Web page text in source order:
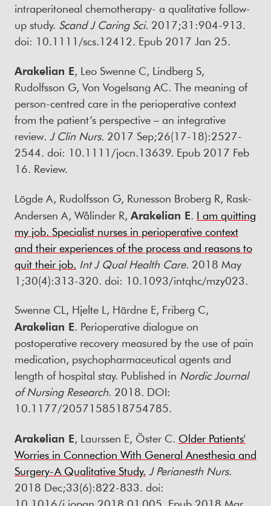
intraperitoneal chemotherapy- a qualitative follow-
up study. Scand J Caring Sci. 2017;31:904-913.
doi: 10.1111/scs.12412. Epub 2017 Jan 25.
Arakelian E, Leo Swenne C, Lindberg S,
Rudolfsson G, Von Vogelsang AC. The meaning of
person-centred care in the perioperative context
from the patient’s perspective – an integrative
review. J Clin Nurs. 2017 Sep;26(17-18):2527-
2544. doi: 10.1111/jocn.13639. Epub 2017 Feb
16. Review.
Lögde A, Rudolfsson G, Runesson Broberg R, Rask-
Andersen A, Wålinder R, Arakelian E. I am quitting
my job. Specialist nurses in perioperative context
and their experiences of the process and reasons to
quit their job. Int J Qual Health Care. 2018 May
1;30(4):313-320. doi: 10.1093/intqhc/mzy023.
Swenne CL, Hjelte L, Härdne E, Friberg C,
Arakelian E. Perioperative dialogue on
postoperative recovery measured by the use of pain
medication, psychopharmaceutical agents and
length of hospital stay. Published in Nordic Journal
of Nursing Research. 2018. DOI:
10.1177/2057158518754785.
Arakelian E, Laurssen E, Öster C. Older Patients'
Worries in Connection With General Anesthesia and
Surgery-A Qualitative Study. J Perianesth Nurs.
2018 Dec;33(6):822-833. doi: